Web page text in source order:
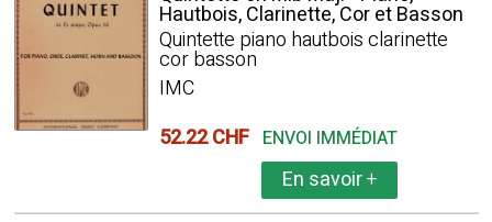
Hautbois, Clarinette, Cor et Basson
Quintette piano hautbois clarinette
cor basson
IMC
52.22 CHF ENVOI IMMÉDIAT
En savoir+